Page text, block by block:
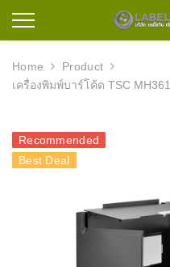
Home
Product
เครื่องพิมพ์บาร์โค้ด TSC
Recommended
Best Deal